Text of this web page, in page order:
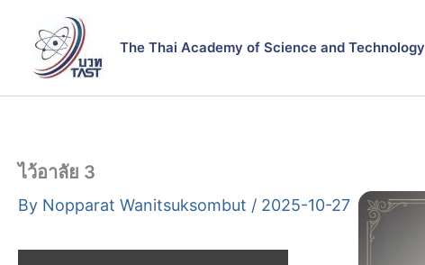
content
The Thai Academy of Science and
ไว้อาลัย 3
By Nopparat Wanitsuksombut / 2025-10-27